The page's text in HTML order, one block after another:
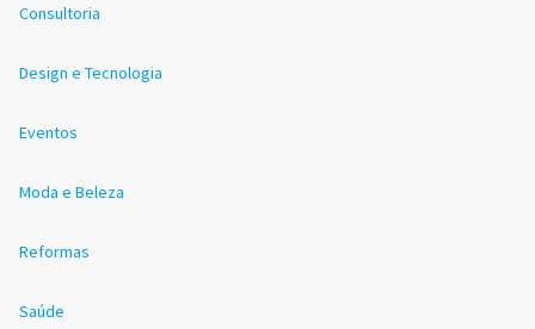
Consultoria
Design e Tecnologia
Eventos
Moda e Beleza
Reformas
Saúde